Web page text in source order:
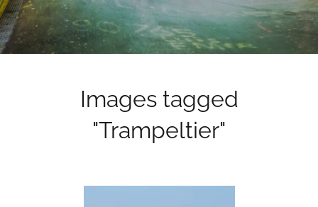
Images tagged
"Trampeltier"